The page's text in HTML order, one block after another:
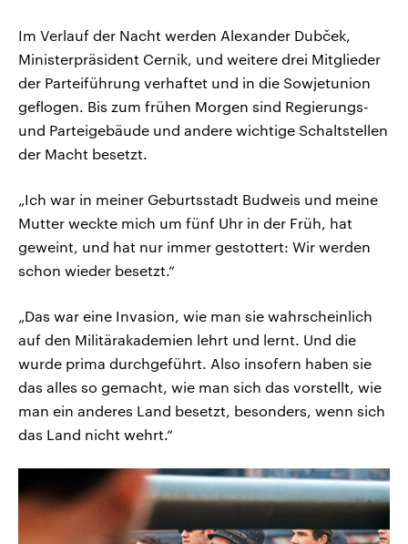
Im Verlauf der Nacht werden Alexander Dubček,
Ministerpräsident Cernik, und weitere drei Mitglieder
der Parteiführung verhaftet und in die Sowjetunion
geflogen. Bis zum frühen Morgen sind Regierungs-
und Parteigebäude und andere wichtige Schaltstellen
der Macht besetzt.
„Ich war in meiner Geburtsstadt Budweis und meine
Mutter weckte mich um fünf Uhr in der Früh, hat
geweint, und hat nur immer gestottert: Wir werden
schon wieder besetzt.“
„Das war eine Invasion, wie man sie wahrscheinlich
auf den Militärakademien lehrt und lernt. Und die
wurde prima durchgeführt. Also insofern haben sie
das alles so gemacht, wie man sich das vorstellt, wie
man ein anderes Land besetzt, besonders, wenn sich
das Land nicht wehrt.“